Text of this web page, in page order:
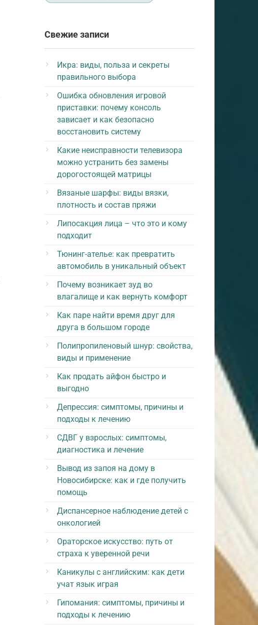
Свежие записи
Икра: виды, польза и секреты
правильного выбора
Ошибка обновления игровой
приставки: почему консоль
зависает и как безопасно
восстановить систему
Какие неисправности телевизора
можно устранить без замены
дорогостоящей матрицы
Вязаные шарфы: виды вязки,
плотность и состав пряжи
Липосакция лица – что это и кому
подходит
Тюнинг-ателье: как превратить
автомобиль в уникальный объект
Почему возникает зуд во
влагалище и как вернуть комфорт
Как паре найти время друг для
друга в большом городе
Полипропиленовый шнур: свойства,
виды и применение
Как продать айфон быстро и
выгодно
Депрессия: симптомы, причины и
подходы к лечению
СДВГ у взрослых: симптомы,
диагностика и лечение
Вывод из запоя на дому в
Новосибирске: как и где получить
помощь
Диспансерное наблюдение детей с
онкологией
Ораторское искусство: путь от
страха к уверенной речи
Каникулы с английским: как дети
учат язык играя
Гипомания: симптомы, причины и
подходы к лечению